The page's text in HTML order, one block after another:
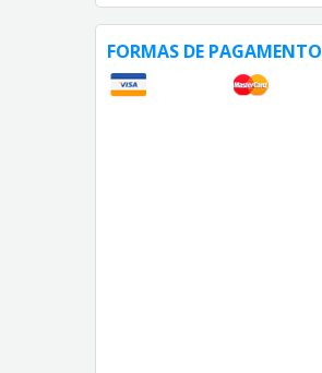
FORMAS DE PAGAMENTO